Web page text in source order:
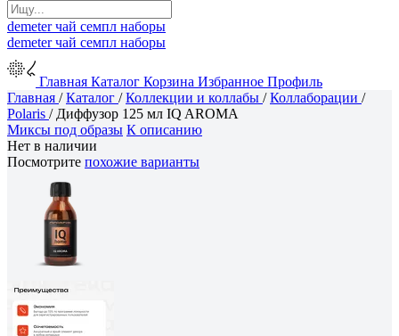
demeterчай семпл наборы
demeterчай семпл наборы
Главная Каталог Корзина Избранное Профиль
Главная /Каталог /Коллекции и коллабы /Коллаборации /
Polaris / Диффузор 125 мл IQ AROMA
Миксы под образы К описанию
Нет в наличии
Посмотрите похожие варианты